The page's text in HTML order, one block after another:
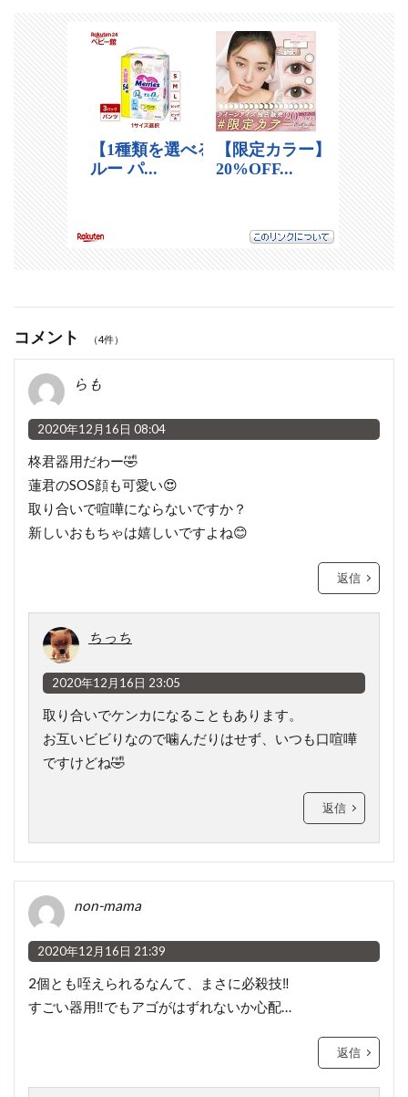
コメント （4件）
らも
2020年12月16日 08:04
柊君器用だわー🤣
蓮君のSOS顔も可愛い😍
取り合いで喧嘩にならないですか？
新しいおもちゃは嬉しいですよね😊
返信
ちっち
2020年12月16日 23:05
取り合いでケンカになることもあります。
お互いビビりなので噛んだりはせず、いつも口喧嘩
ですけどね🤣
返信
non-mama
2020年12月16日 21:39
2個とも咥えられるなんて、まさに必殺技‼️
すごい器用‼️でもアゴがはずれないか心配…
返信